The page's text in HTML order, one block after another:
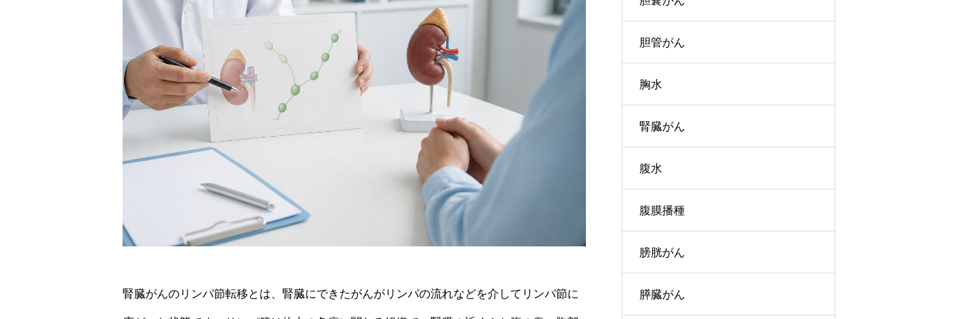
腎臓がんのリンパ節転移とは、腎臓にできたがんがリンパの流れなどを介してリンパ節に
胆管がん
胸水
腎臓がん
腹水
腹膜播種
膀胱がん
膵臓がん